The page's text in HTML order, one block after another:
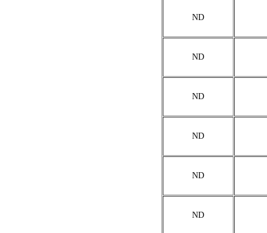
ND
ND
ND
ND
ND
ND